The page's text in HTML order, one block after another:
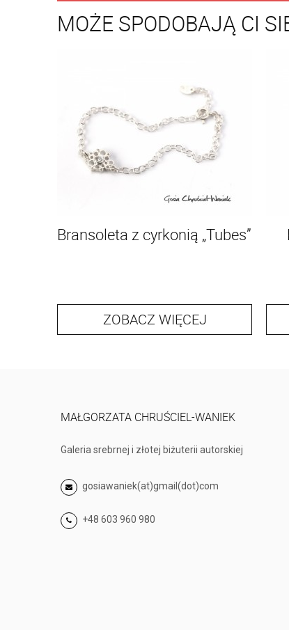
MOŻE SPODOBAJĄ CI
Bransoleta z cyrkonią „Tubes”
ZOBACZ WIĘCEJ
MAŁGORZATA CHRUŚCIEL-WANIEK
Galeria srebrnej i złotej biżuterii autorskiej
gosiawaniek(at)gmail(dot)com
+48 603 960 980